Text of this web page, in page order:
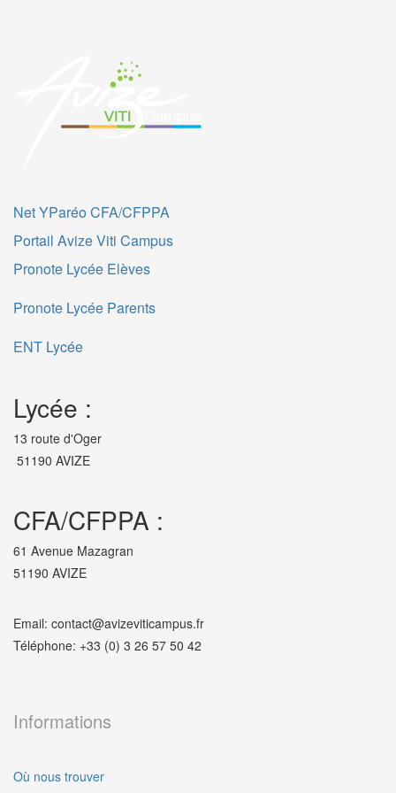
Net YParéo CFA/CFPPA
Portail Avize Viti Campus
Pronote Lycée Elèves
Pronote Lycée Parents
ENT Lycée
Lycée :
13 route d'Oger
51190 AVIZE
CFA/CFPPA :
61 Avenue Mazagran
51190 AVIZE
Email: contact@avizeviticampus.fr
Téléphone: +33 (0) 3 26 57 50 42
Informations
Où nous trouver